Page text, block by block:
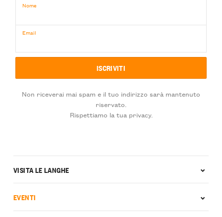
Nome
Email
Non riceverai mai spam e il tuo indirizzo sarà mantenuto
riservato.
Rispettiamo la tua privacy.
VISITA LE LANGHE
EVENTI